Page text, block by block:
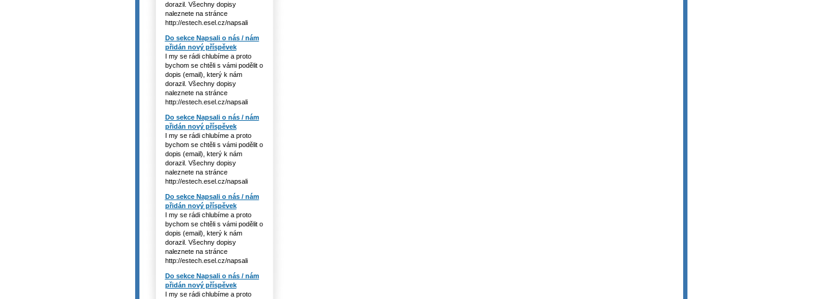
dorazil. Všechny dopisy
naleznete na stránce
http://estech.esel.cz/napsali
Do sekce Napsali o nás / nám
přidán nový příspěvek
I my se rádi chlubíme a proto
bychom se chtěli s vámi podělit o
dopis (email), který k nám
dorazil. Všechny dopisy
naleznete na stránce
http://estech.esel.cz/napsali
Do sekce Napsali o nás / nám
přidán nový příspěvek
I my se rádi chlubíme a proto
bychom se chtěli s vámi podělit o
dopis (email), který k nám
dorazil. Všechny dopisy
naleznete na stránce
http://estech.esel.cz/napsali
Do sekce Napsali o nás / nám
přidán nový příspěvek
I my se rádi chlubíme a proto
bychom se chtěli s vámi podělit o
dopis (email), který k nám
dorazil. Všechny dopisy
naleznete na stránce
http://estech.esel.cz/napsali
Do sekce Napsali o nás / nám
přidán nový příspěvek
I my se rádi chlubíme a proto